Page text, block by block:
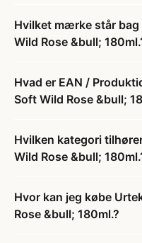
Hvilket mærke står
Wild Rose &bull;
Hvad er EAN /
Soft Wild Rose &bull;
Hvilken kategori
Wild Rose &bull;
Hvor kan jeg købe
Rose &bull; 180ml.?